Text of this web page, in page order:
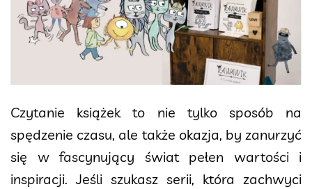
Czytanie książek to nie tylko sposób na
spędzenie czasu, ale także okazja, by zanurzyć
się w fascynujący świat pełen wartości i
inspiracji. Jeśli szukasz serii, która zachwyci